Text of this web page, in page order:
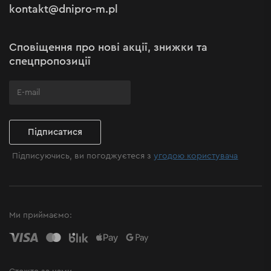
Налаштування cookies
Поширені запитання
kontakt@dnipro-m.pl
Сповіщення про нові акції, знижки та
спецпропозиції
Підписатися
Підписуючись, ви погоджуєтеся зугодою користувача
Ми приймаємо: